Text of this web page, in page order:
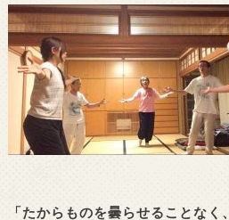
「たからものを曇らせることなく、